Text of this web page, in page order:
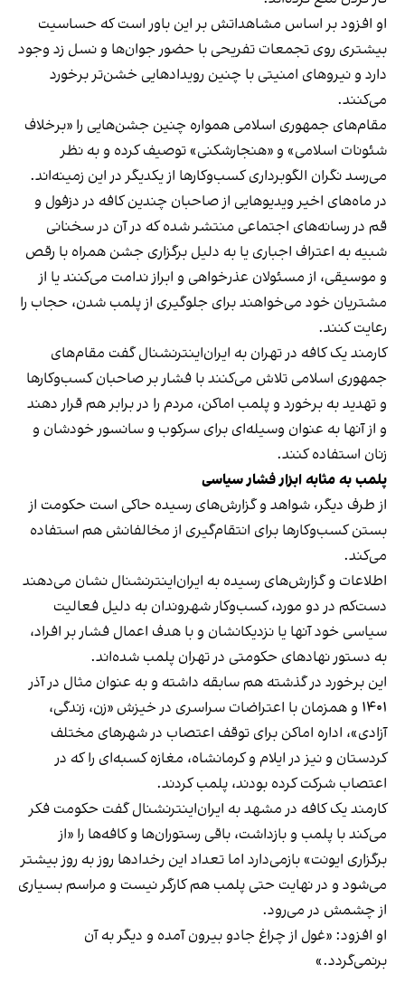
او افزود بر اساس مشاهداتش بر این باور است که حساسیت
بیشتری روی تجمعات تفریحی با حضور جوان‌ها و نسل زد وجود
دارد و نیروهای امنیتی با چنین رویدادهایی خشن‌تر برخورد
می‌کنند.
مقام‌های جمهوری اسلامی همواره چنین جشن‌هایی را «برخلاف
شئونات اسلامی» و «هنجارشکنی» توصیف کرده و به نظر
می‌رسد نگران الگوبرداری کسب‌وکارها از یکدیگر در این زمینه‌اند.
در ماه‌های اخیر ویدیوهایی از صاحبان چندین کافه در دزفول و
قم در رسانه‌های اجتماعی منتشر شده که در آن در سخنانی
شبیه به اعتراف اجباری یا به دلیل برگزاری جشن همراه با رقص
و موسیقی، از مسئولان عذرخواهی و ابراز ندامت می‌کنند یا از
مشتریان خود می‌خواهند برای جلوگیری از پلمب شدن، حجاب را
رعایت کنند.
کارمند یک کافه در تهران به ایران‌اینترنشنال گفت مقام‌های
جمهوری اسلامی تلاش می‌کنند با فشار بر صاحبان کسب‌وکارها
و تهدید به برخورد و پلمب اماکن، مردم را در برابر هم قرار دهند
و از آنها به عنوان وسیله‌ای برای سرکوب و سانسور خودشان و
زنان استفاده کنند.
پلمب به مثابه ابزار فشار سیاسی
از طرف دیگر، شواهد و گزارش‌های رسیده حاکی است حکومت از
بستن کسب‌وکارها برای انتقام‌گیری از مخالفانش هم استفاده
می‌کند.
اطلاعات و گزارش‌های رسیده به ایران‌اینترنشنال نشان می‌دهند
دست‌کم در دو مورد، کسب‌وکار شهروندان به دلیل فعالیت
سیاسی خود آنها یا نزدیکانشان و با هدف اعمال فشار بر افراد،
به دستور نهادهای حکومتی در تهران پلمب شده‌اند.
این برخورد در گذشته هم سابقه داشته و به عنوان مثال در آذر
۱۴۰۱ و همزمان با اعتراضات سراسری در خیزش «زن، زندگی،
آزادی»، اداره اماکن برای توقف اعتصاب در شهرهای مختلف
کردستان و نیز در ایلام و کرمانشاه، مغازه کسبه‌ای را که در
اعتصاب شرکت کرده بودند، پلمب کردند.
کارمند یک کافه در مشهد به ایران‌اینترنشنال گفت حکومت فکر
می‌کند با پلمب و بازداشت، باقی رستوران‌ها و کافه‌ها را «از
برگزاری ایونت» بازمی‌دارد اما تعداد این رخدادها روز به روز بیشتر
می‌شود و در نهایت حتی پلمب هم کارگر نیست و مراسم بسیاری
از چشمش در می‌رود.
او افزود: «غول از چراغ جادو بیرون آمده و دیگر به آن
برنمی‎‌گردد.»